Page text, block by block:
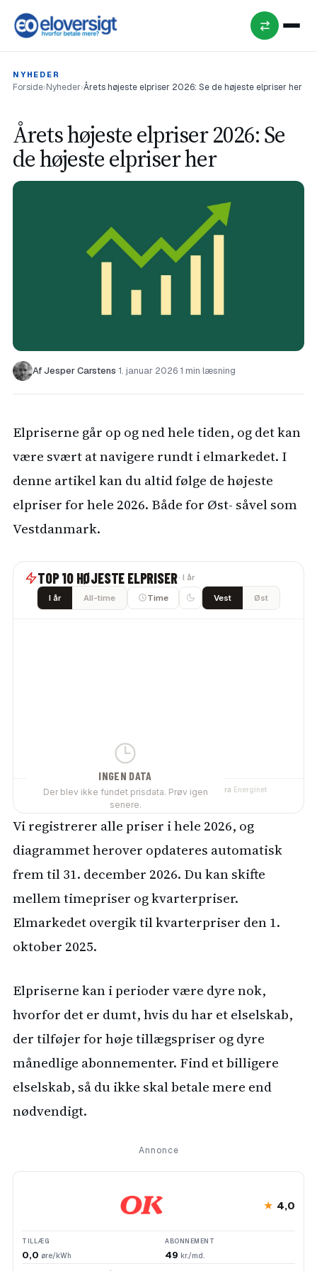
NYHEDER
Forside›Nyheder›Årets højeste elpriser 2026: Se de højeste elpriser her
Årets højeste elpriser 2026: Se
de højeste elpriser her
Af Jesper Carstens·1. januar 2026·1 min læsning
Elpriserne går op og ned hele tiden, og det kan
være svært at navigere rundt i elmarkedet. I
denne artikel kan du altid følge de højeste
elpriser for hele 2026. Både for Øst- såvel som
Vestdanmark.
Vi registrerer alle priser i hele 2026, og
diagrammet herover opdateres automatisk
frem til 31. december 2026. Du kan skifte
mellem timepriser og kvarterpriser.
Elmarkedet overgik til kvarterpriser den 1.
oktober 2025.
Elpriserne kan i perioder være dyre nok,
hvorfor det er dumt, hvis du har et elselskab,
der tilføjer for høje tillægspriser og dyre
månedlige abonnementer. Find et billigere
elselskab, så du ikke skal betale mere end
nødvendigt.
Annonce
★ 4,0
TILLÆG
0,0 øre/kWh
ABONNEMENT
49 kr./md.